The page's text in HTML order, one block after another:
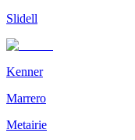
Slidell
Kenner
Marrero
Metairie